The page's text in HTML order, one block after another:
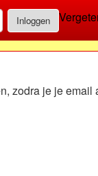
Inloggen
zodra je je email